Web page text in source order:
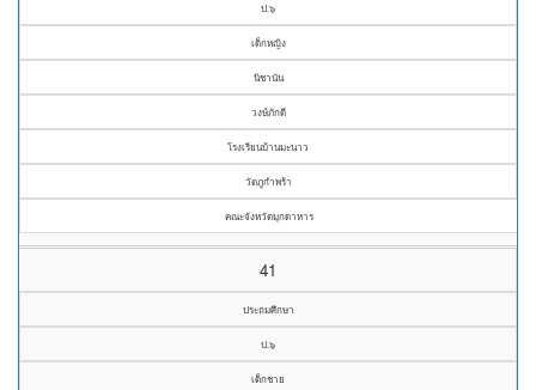
ป.๖
เด็กหญิง
นิชานัน
วงษ์ภักดี
โรงเรียนบ้านมะนาว
วัดภูกำพร้า
คณะจังหวัดมุกดาหาร
41
ประถมศึกษา
ป.๖
เด็กชาย